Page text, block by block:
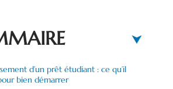
d’un prêt étudiant : ce qu’il
bien démarrer